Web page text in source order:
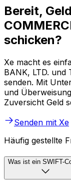
Bereit,
schicken?
Xe macht es
BANK, LTD. und
senden. Mit
und
Zuversicht Geld
Senden mit Xe
Häufig gestellte
Was ist ein SWIFT-